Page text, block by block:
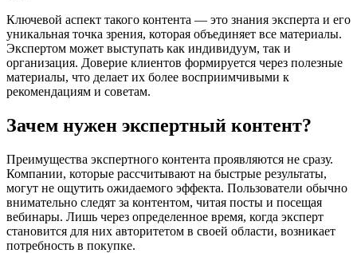
Ключевой аспект такого контента — это знания эксперта и его
уникальная точка зрения, которая объединяет все материалы.
Экспертом может выступать как индивидуум, так и
организация. Доверие клиентов формируется через полезные
материалы, что делает их более восприимчивыми к
рекомендациям и советам.
Зачем нужен экспертный контент?
Преимущества экспертного контента проявляются не сразу.
Компании, которые рассчитывают на быстрые результаты,
могут не ощутить ожидаемого эффекта. Пользователи обычно
внимательно следят за контентом, читая посты и посещая
вебинары. Лишь через определенное время, когда эксперт
становится для них авторитетом в своей области, возникает
потребность в покупке.